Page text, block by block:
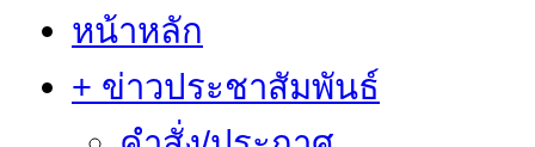
หน้าหลัก
+ ข่าวประชาสัมพันธ์